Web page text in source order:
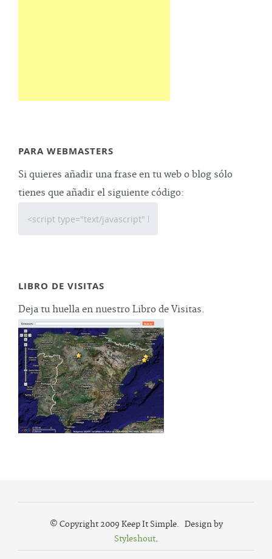
PARA WEBMASTERS
Si quieres añadir una frase en tu web o blog sólo
tienes que añadir el siguiente código:
LIBRO DE VISITAS
Deja tu huella en nuestro Libro de Visitas.
© Copyright 2009 Keep It Simple. Design by
Styleshout.